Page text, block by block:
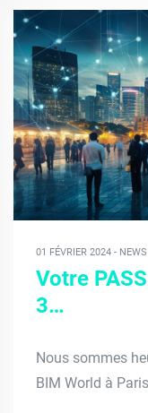
01 FÉVRIER 2024 - NEWS
Votre
3…
Nous sommes
BIM World à